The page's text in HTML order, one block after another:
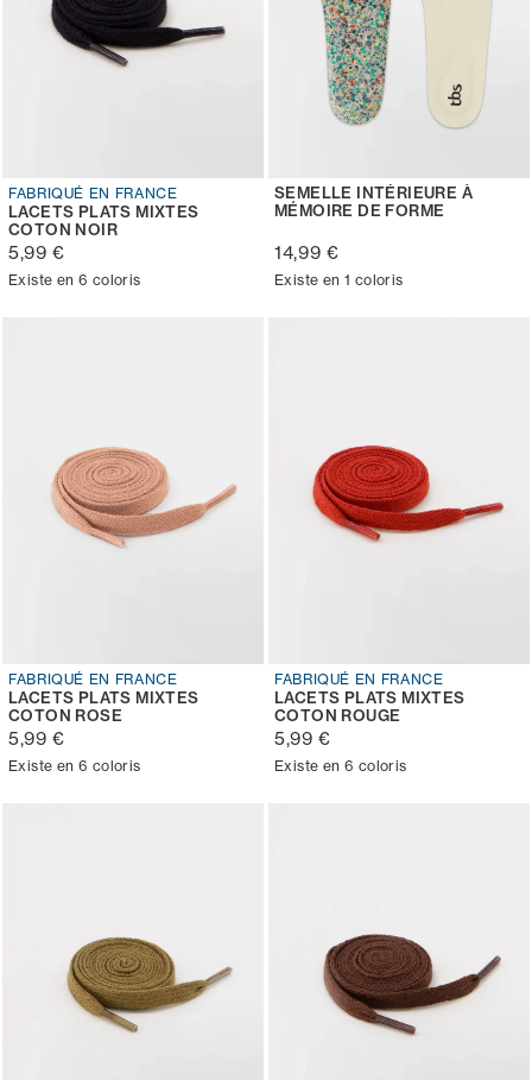
FABRIQUÉ EN FRANCE
LACETS PLATS MIXTES
COTON NOIR
5,99 €
Existe en 6 coloris
SEMELLE INTÉRIEURE À
MÉMOIRE DE FORME
14,99 €
Existe en 1 coloris
FABRIQUÉ EN FRANCE
LACETS PLATS MIXTES
COTON ROSE
5,99 €
Existe en 6 coloris
FABRIQUÉ EN FRANCE
LACETS PLATS MIXTES
COTON ROUGE
5,99 €
Existe en 6 coloris